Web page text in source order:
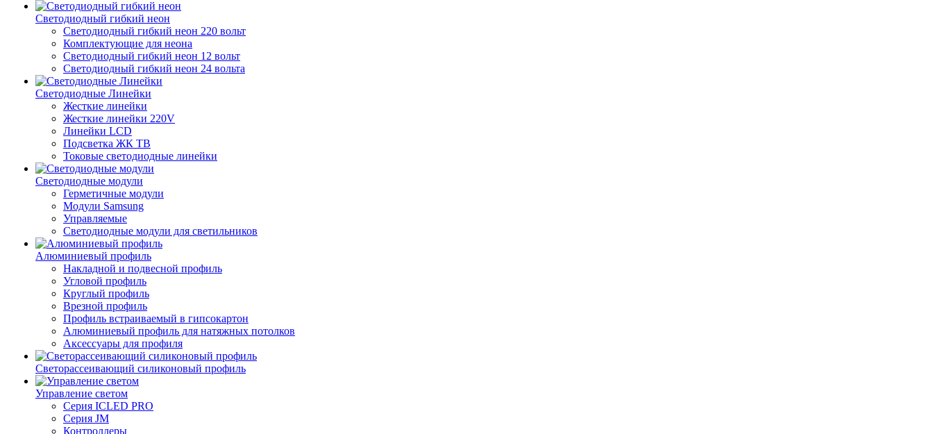
Светодиодный гибкий неон
Светодиодный гибкий неон 220 вольт
Комплектующие для неона
Светодиодный гибкий неон 12 вольт
Светодиодный гибкий неон 24 вольта
Светодиодные Линейки
Жесткие линейки
Жесткие линейки 220V
Линейки LCD
Подсветка ЖК ТВ
Токовые светодиодные линейки
Светодиодные модули
Герметичные модули
Модули Samsung
Управляемые
Светодиодные модули для светильников
Алюминиевый профиль
Накладной и подвесной профиль
Угловой профиль
Круглый профиль
Врезной профиль
Профиль встраиваемый в гипсокартон
Алюминиевый профиль для натяжных потолков
Аксессуары для профиля
Светорассеивающий силиконовый профиль
Управление светом
Серия ICLED PRO
Серия JM
Контроллеры